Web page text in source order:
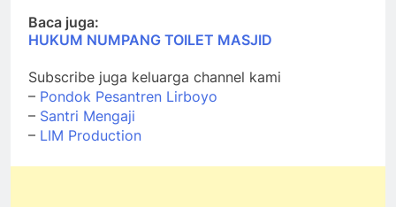
Baca juga:
HUKUM NUMPANG TOILET MASJID
Subscribe juga keluarga channel kami
– Pondok Pesantren Lirboyo
– Santri Mengaji
– LIM Production